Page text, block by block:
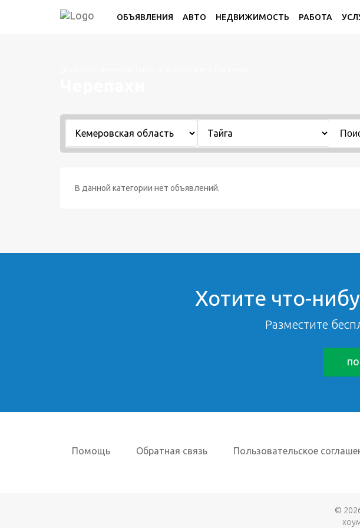
ОБЪЯВЛЕНИЯ АВТО НЕДВИЖИМОСТЬ РАБОТА
В данной категории нет объявлений.
Хотите что-
Разместите
Помощь Обратная связь Пользовательское
©